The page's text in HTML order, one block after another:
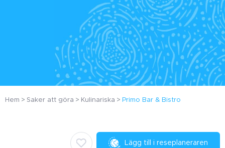
Hem Saker att göra Kulinariska Primo Bar & Bistro
Lägg till i reseplaneraren